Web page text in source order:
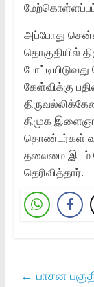
அப்போது
தொகுதியில்
கேள்விக்கு
திமுக
தொண்டர்கள்
தலைமை இடம்
தெரிவித்தார்.
← பாசன